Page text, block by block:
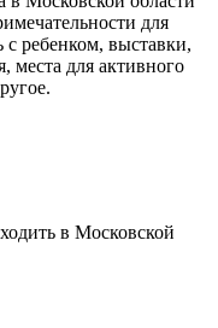
для
с ребенком, выставки,
места для активного
в Московской